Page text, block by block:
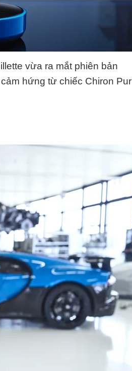
vừa ra mắt phiên bản
hứng từ chiếc Chiron Pur